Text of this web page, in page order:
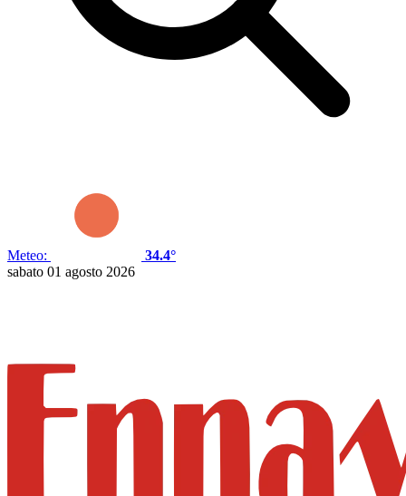
Meteo:
34.4°
sabato 01 agosto 2026